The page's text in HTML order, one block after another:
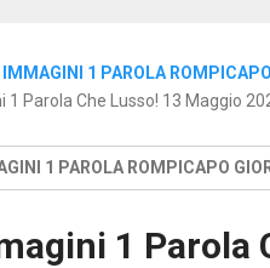
1 PAROLA
1 Parola Che Lusso! 13 Maggio
1 PAROLA ROMPICAPO
1 Parola